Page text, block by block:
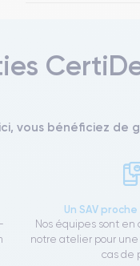
vous bénéficiez de
Un SAV
Nos équipes sont
notre atelier pour
cas de